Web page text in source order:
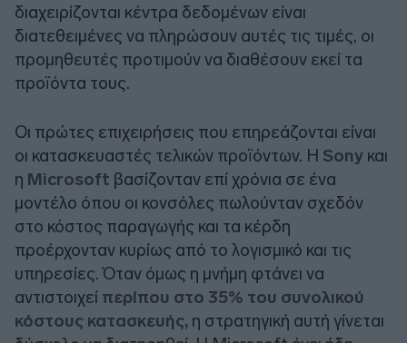
διαχειρίζονται κέντρα δεδομένων είναι
διατεθειμένες να πληρώσουν αυτές τις τιμές, οι
προμηθευτές προτιμούν να διαθέσουν εκεί τα
προϊόντα τους.
Οι πρώτες επιχειρήσεις που επηρεάζονται είναι
οι κατασκευαστές τελικών προϊόντων. Η Sony και
η Microsoft βασίζονταν επί χρόνια σε ένα
μοντέλο όπου οι κονσόλες πωλούνταν σχεδόν
στο κόστος παραγωγής και τα κέρδη
προέρχονταν κυρίως από το λογισμικό και τις
υπηρεσίες. Όταν όμως η μνήμη φτάνει να
αντιστοιχεί περίπου στο 35% του συνολικού
κόστους κατασκευής, η στρατηγική αυτή γίνεται